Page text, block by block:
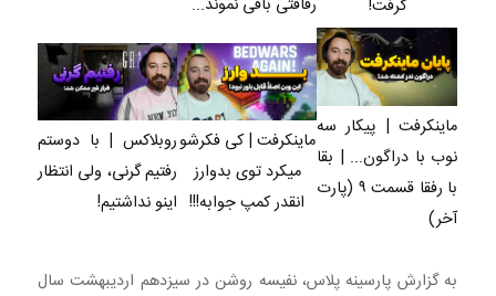
گرفت!
رفاقتی باقی نموند...
ماینکرفت | پیکار سه
نوب با دراگون... | بقا
با رفقا قسمت ۹ (پارت
آخر)
ماینکرفت | کی فکرشو
میکرد توی بدوارز
انقدر کمپ جوابه!!!
روبلاکس | با دوستم
رفتیم گرنی، ولی انتظار
اینو نداشتیم!
به گزارش پارسینه پلاس، نفیسه روشن در سیزدهم اردیبهشت سال